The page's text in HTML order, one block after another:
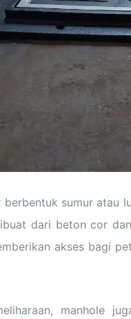
sumur atau
dari beton cor
akses bagi
manhole